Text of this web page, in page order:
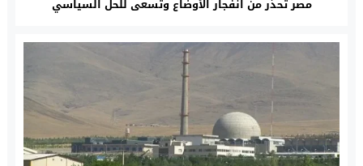
مصر تحذر من انفجار الأوضاع وتسعى للحل السياسي